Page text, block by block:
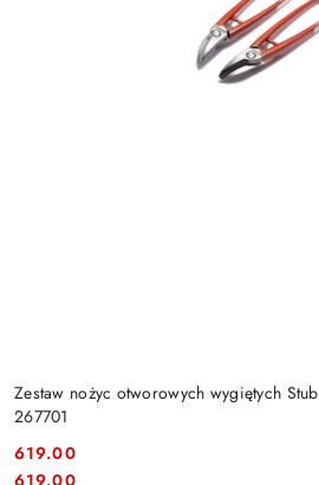
Zestaw nożyc otworowych wygiętych
267701
Cena:
619.00
Cena:
619.00